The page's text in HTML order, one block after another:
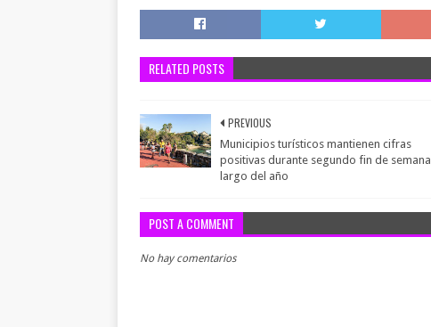
RELATED POSTS
PREVIOUS
Municipios turísticos mantienen cifras
positivas durante segundo fin de semana
largo del año
POST A COMMENT
No hay comentarios